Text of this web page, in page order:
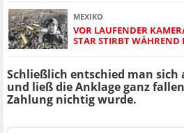
MEXIKO
VOR LAUFENDER
STAR STIRBT WÄHREND
Schließlich entschied man sich
und ließ die Anklage ganz
Zahlung nichtig wurde.